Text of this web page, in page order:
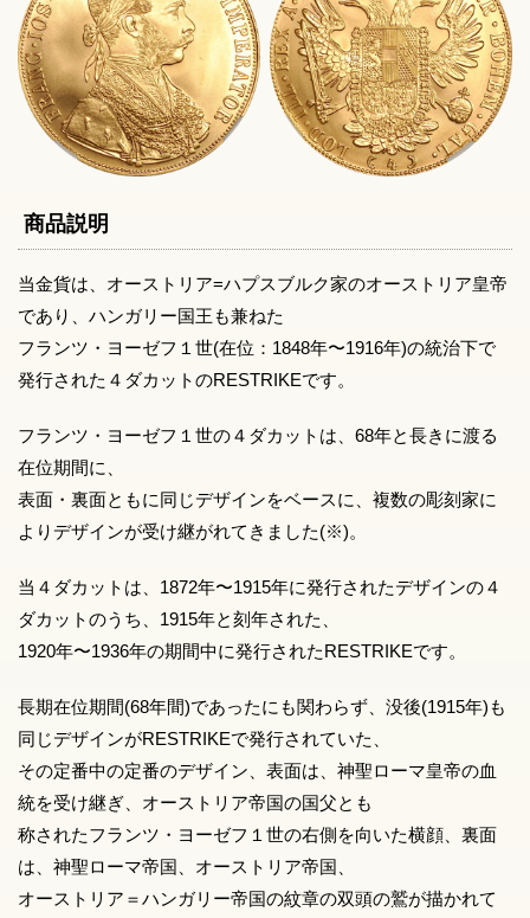
商品説明
当金貨は、オーストリア=ハプスブルク家のオーストリア皇帝
であり、ハンガリー国王も兼ねた
フランツ・ヨーゼフ１世(在位：1848年〜1916年)の統治下で
発行された４ダカットのRESTRIKEです。
フランツ・ヨーゼフ１世の４ダカットは、68年と長きに渡る
在位期間に、
表面・裏面ともに同じデザインをベースに、複数の彫刻家に
よりデザインが受け継がれてきました(※)。
当４ダカットは、1872年〜1915年に発行されたデザインの４
ダカットのうち、1915年と刻年された、
1920年〜1936年の期間中に発行されたRESTRIKEです。
長期在位期間(68年間)であったにも関わらず、没後(1915年)も
同じデザインがRESTRIKEで発行されていた、
その定番中の定番のデザイン、表面は、神聖ローマ皇帝の血
統を受け継ぎ、オーストリア帝国の国父とも
称されたフランツ・ヨーゼフ１世の右側を向いた横顔、裏面
は、神聖ローマ帝国、オーストリア帝国、
オーストリア＝ハンガリー帝国の紋章の双頭の鷲が描かれて